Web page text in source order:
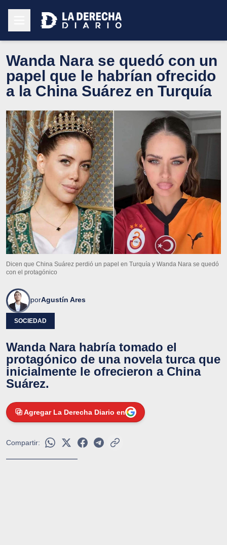
Wanda Nara se quedó con un
papel que le habrían ofrecido
a la China Suárez en Turquía
Dicen que China Suárez perdió un papel en Turquía y Wanda Nara se quedó
con el protagónico
porAgustín Ares
SOCIEDAD
Wanda Nara habría tomado el
protagónico de una novela turca que
inicialmente le ofrecieron a China
Suárez.
Agregar La Derecha Diario en
Compartir: